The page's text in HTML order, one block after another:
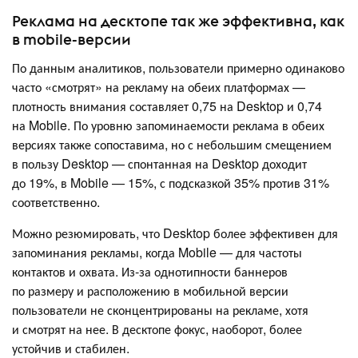
Реклама на десктопе так же эффективна, как
в mobile-версии
По данным аналитиков, пользователи примерно одинаково
часто «смотрят» на рекламу на обеих платформах —
плотность внимания составляет 0,75 на Desktop и 0,74
на Mobile. По уровню запоминаемости реклама в обеих
версиях также сопоставима, но с небольшим смещением
в пользу Desktop — спонтанная на Desktop доходит
до 19%, в Mobile — 15%, с подсказкой 35% против 31%
соответственно.
Можно резюмировать, что Desktop более эффективен для
запоминания рекламы, когда Mobile — для частоты
контактов и охвата. Из-за однотипности баннеров
по размеру и расположению в мобильной версии
пользователи не сконцентрированы на рекламе, хотя
и смотрят на нее. В десктопе фокус, наоборот, более
устойчив и стабилен.